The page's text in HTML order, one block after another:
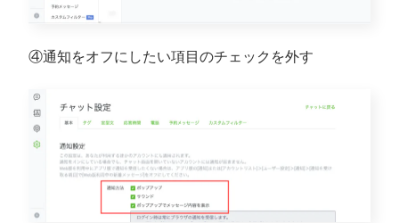
④通知をオフにしたい項目のチェックを外す